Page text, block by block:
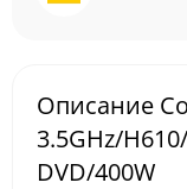
Описание
3.5GHz/
DVD/400W